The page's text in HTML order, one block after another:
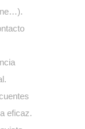
eficaz.